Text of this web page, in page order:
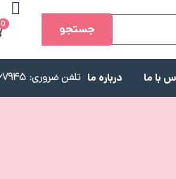
جستجو 0
با ما درباره ما تلفن ضروری: 09125167945